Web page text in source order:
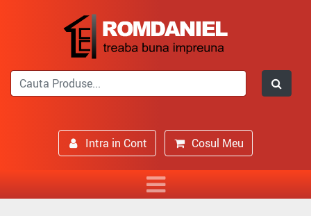
Intra in Cont Cosul Meu